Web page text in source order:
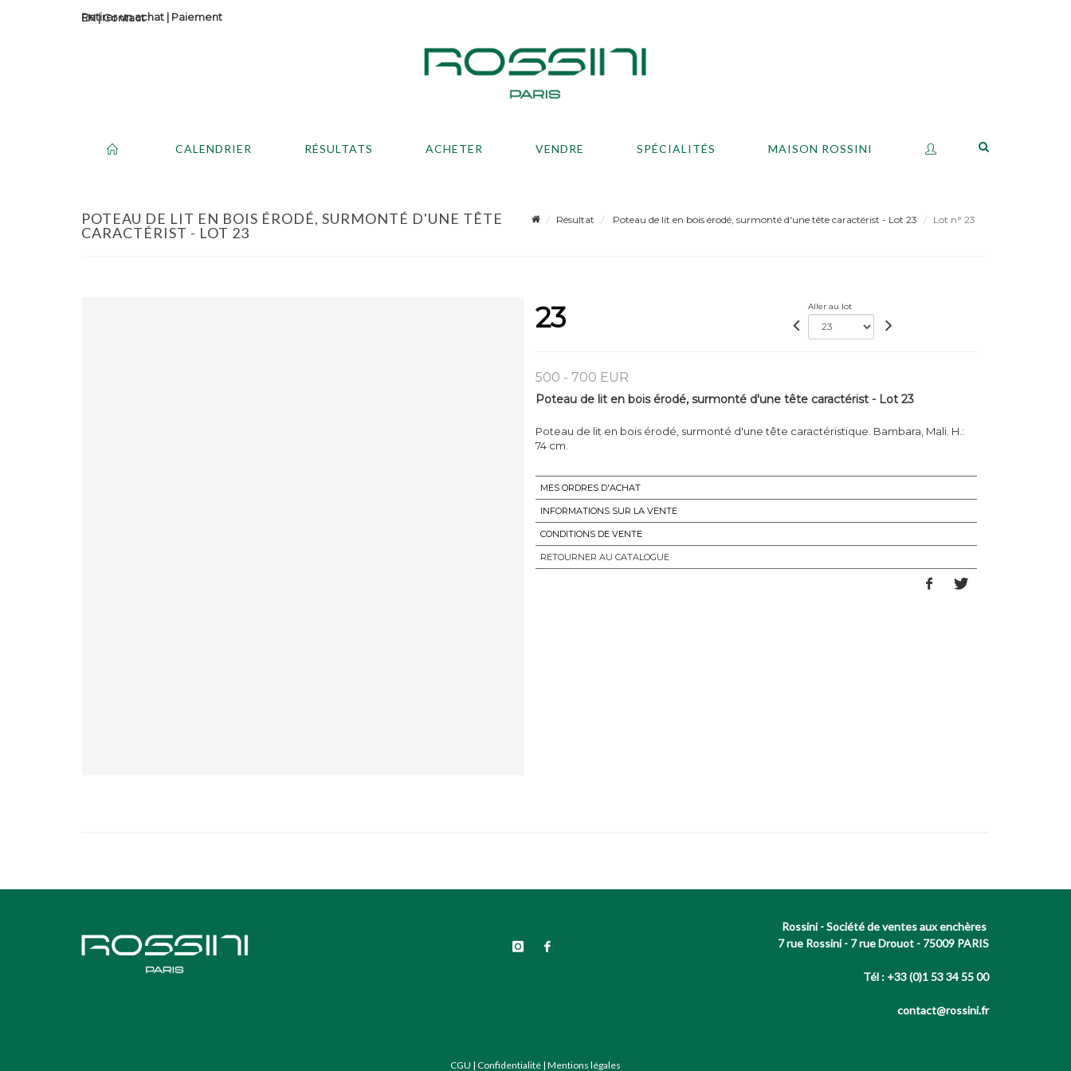
Contact
Retirer un achat | Paiement
CALENDRIER RÉSULTATS ACHETER VENDRE SPÉCIALITÉS MAISON ROSSINI
POTEAU DE LIT EN BOIS ÉRODÉ, SURMONTÉ D'UNE TÊTE
CARACTÉRIST - LOT 23
Résultat Poteau de lit en bois érodé, surmonté d'une tête caractérist - Lot 23 Lot n° 23
23 Aller au lot
500 - 700 EUR
Poteau de lit en bois érodé, surmonté d'une tête caractérist - Lot 23
Poteau de lit en bois érodé, surmonté d'une tête caractéristique. Bambara, Mali. H.:
74 cm.
MES ORDRES D'ACHAT
INFORMATIONS SUR LA VENTE
CONDITIONS DE VENTE
RETOURNER AU CATALOGUE
Rossini - Société de ventes aux enchères
7 rue Rossini - 7 rue Drouot - 75009 PARIS
Tél : +33 (0)1 53 34 55 00
contact@rossini.fr
CGU | Confidentialité | Mentions légales